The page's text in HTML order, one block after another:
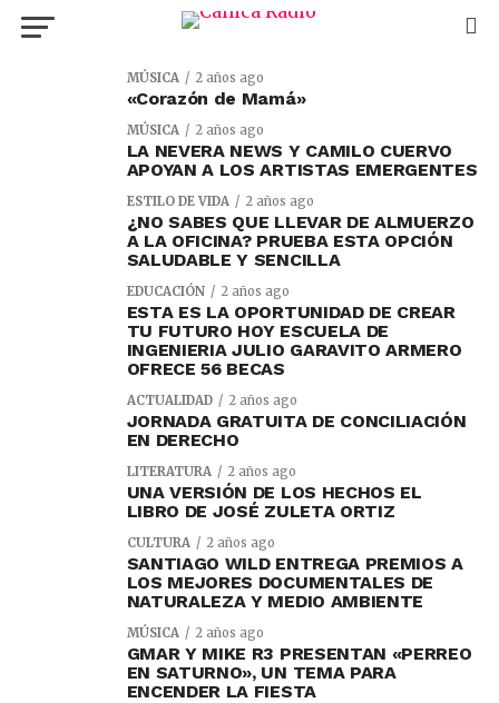
MÚSICA 2 años ago
«Corazón de Mamá»
MÚSICA 2 años ago
LA NEVERA NEWS Y CAMILO CUERVO
APOYAN A LOS ARTISTAS EMERGENTES
ESTILO DE VIDA 2 años ago
¿NO SABES QUE LLEVAR DE ALMUERZO
A LA OFICINA­? PRUEBA ESTA OPCIÓN
SALUDABLE Y SENCILLA
EDUCACIÓN 2 años ago
ESTA ES LA OPORTUNIDAD DE CREAR
TU FUTURO HOY ESCUELA DE
INGENIERIA JULIO GARAVITO ARMERO
OFRECE 56 BECAS
ACTUALIDAD 2 años ago
JORNADA GRATUITA DE CONCILIACIÓN
EN DERECHO
LITERATURA 2 años ago
UNA VERSIÓN DE LOS HECHOS EL
LIBRO DE JOSÉ ZULETA ORTIZ
CULTURA 2 años ago
SANTIAGO WILD ENTREGA PREMIOS A
LOS MEJORES DOCUMENTALES DE
NATURALEZA Y MEDIO AMBIENTE
MÚSICA 2 años ago
GMAR Y MIKE R3 PRESENTAN «PERREO
EN SATURNO», UN TEMA PARA
ENCENDER LA FIESTA